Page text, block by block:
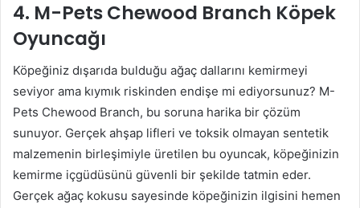
4. M-Pets Chewood Branch Köpek
Oyuncağı
Köpeğiniz dışarıda bulduğu ağaç dallarını kemirmeyi
seviyor ama kıymık riskinden endişe mi ediyorsunuz? M-
Pets Chewood Branch, bu soruna harika bir çözüm
sunuyor. Gerçek ahşap lifleri ve toksik olmayan sentetik
malzemenin birleşimiyle üretilen bu oyuncak, köpeğinizin
kemirme içgüdüsünü güvenli bir şekilde tatmin eder.
Gerçek ağaç kokusu sayesinde köpeğinizin ilgisini hemen